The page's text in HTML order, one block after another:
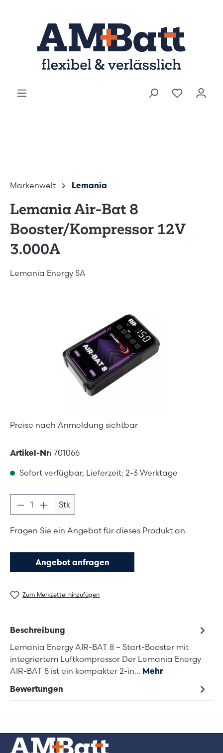
Markenwelt Lemania
Lemania Air-Bat 8
Booster/Kompressor 12V
3.000A
Lemania Energy SA
Preise nach Anmeldung sichtbar
Artikel-Nr: 701066
Sofort verfügbar, Lieferzeit: 2-3 Werktage
Produkt Anzahl: Gib den gewünschten
Stk
Fragen Sie ein Angebot für dieses Produkt an.
Angebot anfragen
Zum Merkzettel hinzufügen
Beschreibung
Lemania Energy AIR-BAT 8 – Start-Booster mit
integriertem Luftkompressor Der Lemania Energy
AIR-BAT 8 ist ein kompakter 2-in… Mehr
Bewertungen